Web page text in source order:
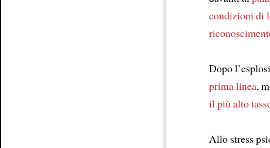
condizioni di
Dopo
prima linea,
il più alto
Allo stress